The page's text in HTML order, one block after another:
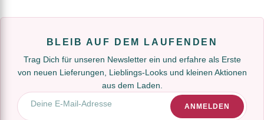
BLEIB AUF DEM LAUFENDEN
Trag Dich für unseren Newsletter ein und erfahre als Erste
von neuen Lieferungen, Lieblings-Looks und kleinen Aktionen
aus dem Laden.
E-Mail-Adresse
ANMELDEN